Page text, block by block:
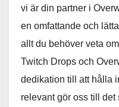
vi är din partner i
en omfattande och
allt du behöver veta
Twitch Drops och
dedikation till att hålla
relevant gör oss till